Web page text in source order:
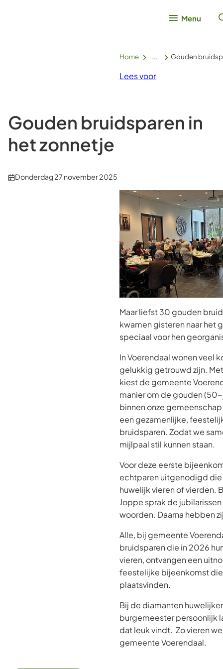
Menu
Home ... Gouden
Lees voor
Gouden bruidsparen in
het zonnetje
Publicatiedatum:
Donderdag 27 november 2025
Maar liefst 30 gouden
kwamen gisteren naar het
speciaal voor hen
In Voerendaal wonen veel
gelukkig getrouwd zijn.
kiest de gemeente
manier om de gouden
binnen onze
een gezamenlijke,
bruidsparen. Zodat we
mijlpaal stil kunnen staan.
Voor deze eerste
echtparen uitgenodigd
huwelijk vieren of vierden.
Joppe sprak de
woorden. Daarna hebben
Alle, bij gemeente
bruidsparen die in 2026
vieren, ontvangen een
feestelijke bijeenkomst
plaatsvinden.
Bij de diamanten
burgemeester persoonlijk
dat leuk vindt. Zo vieren
gemeente Voerendaal.